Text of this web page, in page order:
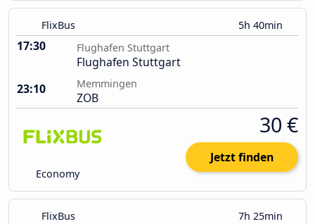
FlixBus 5h 40min
17:30 Flughafen Stuttgart
Flughafen Stuttgart
23:10
Memmingen
ZOB
Economy
30 €
Jetzt finden
FlixBus 7h 25min